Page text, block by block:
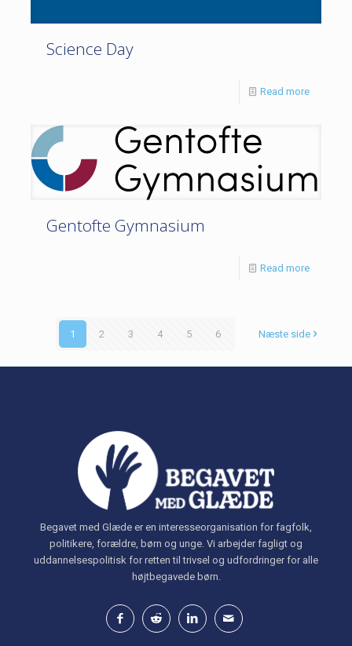
Science Day
Read more
Gentofte Gymnasium
Read more
1 2 3 4 5 6 Næste side
Begavet med Glæde er en interesseorganisation for fagfolk,
politikere, forældre, børn og unge. Vi arbejder fagligt og
uddannelsespolitisk for retten til trivsel og udfordringer for alle
højtbegavede børn.